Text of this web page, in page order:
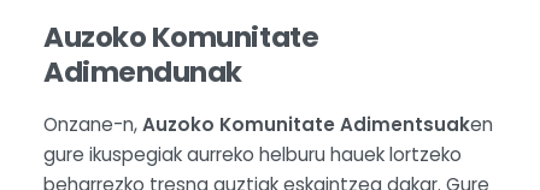
Auzoko Komunitate
Adimendunak
Onzane-n,Auzoko Komunitate Adimentsuaken
gure ikuspegiak aurreko helburu hauek lortzeko
beharrezko tresna guztiak eskaintzea dakar. Gure